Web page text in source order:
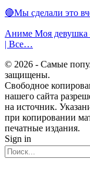
🔴Мы сделали это
Аниме Моя девушка
| Все…
© 2026 - Самые
защищены.
Свободное
нашего сайта
на источник.
при копировании
печатные издания.
Sign in